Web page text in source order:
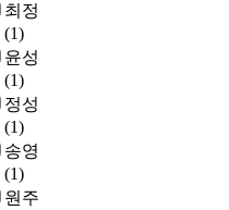
최정
(1)
윤성
(1)
정성
(1)
송영
(1)
원주